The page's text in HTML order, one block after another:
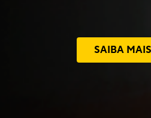
SAIBA MAIS